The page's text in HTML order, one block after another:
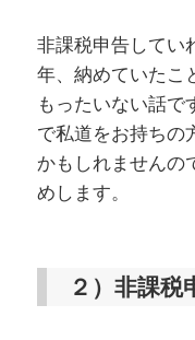
非課税申告してい
年、納めていたこ
もったいない話で
で私道をお持ちの
かもしれませんの
めします。
２）非課税